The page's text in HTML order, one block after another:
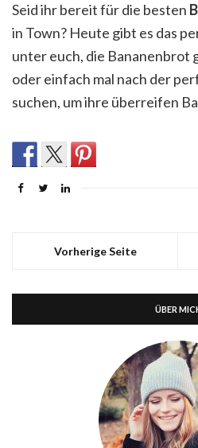
Seid ihr bereit für die besten
in Town? Heute gibt es das
unter euch, die Bananenbrot
oder einfach mal nach der
suchen, um ihre überreifen
Vorherige Seite
ÜBER